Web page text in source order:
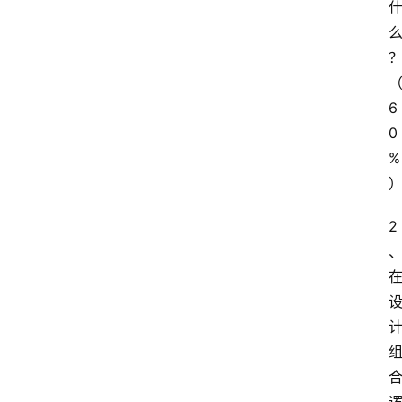
什
么
？
（
6
0
%
）
2
、
在
设
计
组
合